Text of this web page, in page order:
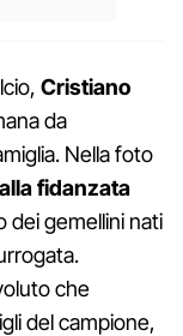
Cristiano
da
Nella foto
fidanzata
dei gemellini nati
che
del campione,